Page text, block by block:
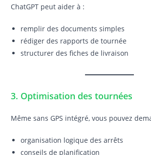
ChatGPT peut aider à :
remplir des documents simples
rédiger des rapports de tournée
structurer des fiches de livraison
3. Optimisation des tournées
Même sans GPS intégré, vous pouvez
organisation logique des arrêts
conseils de planification